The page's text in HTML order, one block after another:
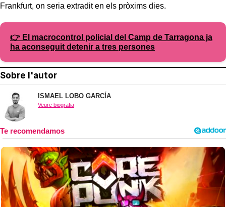
Frankfurt, on seria extradit en els pròxims dies.
👉 El macrocontrol policial del Camp de Tarragona ja
ha aconseguit detenir a tres persones
Sobre l'autor
ISMAEL LOBO GARCÍA
Veure biografia